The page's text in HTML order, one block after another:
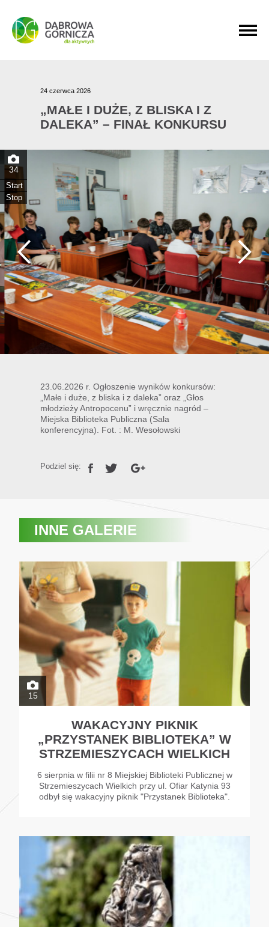
PRZEJDŹ DO MENU GŁÓWNEGO
PRZEJDŹ DO WYSZUKIWARKI
PRZEJDŹ DO TREŚCI
24 czerwca 2026
„MAŁE I DUŻE, Z BLISKA I Z
DALEKA” – FINAŁ KONKURSU
34
Start
Stop
23.06.2026 r. Ogłoszenie wyników konkursów:
„Małe i duże, z bliska i z daleka” oraz „Głos
młodzieży Antropocenu” i wręcznie nagród –
Miejska Biblioteka Publiczna (Sala
konferencyjna). Fot. : M. Wesołowski
Podziel się:
INNE GALERIE
15
WAKACYJNY PIKNIK
„PRZYSTANEK BIBLIOTEKA” W
STRZEMIESZYCACH WIELKICH
6 sierpnia w filii nr 8 Miejskiej Biblioteki Publicznej w
Strzemieszycach Wielkich przy ul. Ofiar Katynia 93
odbył się wakacyjny piknik "Przystanek Biblioteka".